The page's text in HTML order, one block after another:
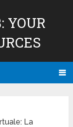
YOUR
La